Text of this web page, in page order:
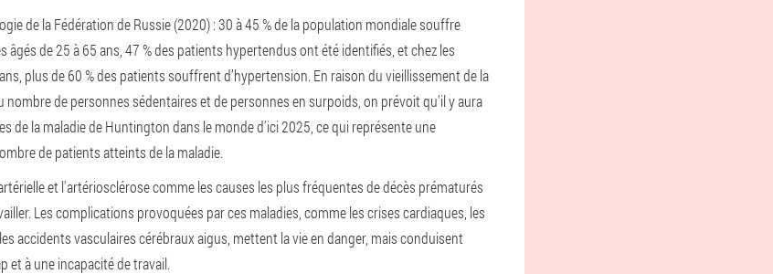
de la Fédération de Russie (2020) : 30 à 45 % de la population mondiale souffre
âgés de 25 à 65 ans, 47 % des patients hypertendus ont été identifiés, et chez les
plus de 60 % des patients souffrent d’hypertension. En raison du vieillissement de la
de personnes sédentaires et de personnes en surpoids, on prévoit qu'il y aura
de la maladie de Huntington dans le monde d'ici 2025, ce qui représente une
de patients atteints de la maladie.
et l'artériosclérose comme les causes les plus fréquentes de décès prématurés
Les complications provoquées par ces maladies, comme les crises cardiaques, les
accidents vasculaires cérébraux aigus, mettent la vie en danger, mais conduisent
et à une incapacité de travail.